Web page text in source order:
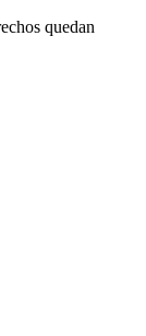
quedan